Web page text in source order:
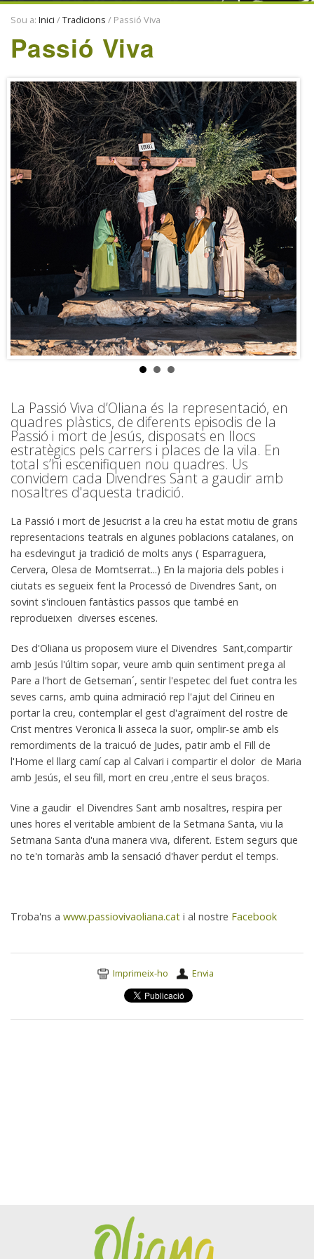
ENTITATS
TRADICIONS
Sou a: Inici /Tradicions / Passió Viva
Passió Viva
La Passió Viva d’Oliana és la representació, en
quadres plàstics, de diferents episodis de la
Passió i mort de Jesús, disposats en llocs
estratègics pels carrers i places de la vila. En
total s’hi escenifiquen nou quadres. Us
convidem cada Divendres Sant a gaudir amb
nosaltres d'aquesta tradició.
La Passió i mort de Jesucrist a la creu ha estat motiu de grans
representacions teatrals en algunes poblacions catalanes, on
ha esdevingut ja tradició de molts anys ( Esparraguera,
Cervera, Olesa de Momtserrat...) En la majoria dels pobles i
ciutats es segueix fent la Processó de Divendres Sant, on
sovint s'inclouen fantàstics passos que també en
reprodueixen diverses escenes.
Des d'Oliana us proposem viure el Divendres Sant,compartir
amb Jesús l'últim sopar, veure amb quin sentiment prega al
Pare a l'hort de Getseman´, sentir l'espetec del fuet contra les
seves carns, amb quina admiració rep l'ajut del Cirineu en
portar la creu, contemplar el gest d'agraïment del rostre de
Crist mentres Veronica li asseca la suor, omplir-se amb els
remordiments de la traicuó de Judes, patir amb el Fill de
l'Home el llarg camí cap al Calvari i compartir el dolor de Maria
amb Jesús, el seu fill, mort en creu ,entre el seus braços.
Vine a gaudir el Divendres Sant amb nosaltres, respira per
unes hores el veritable ambient de la Setmana Santa, viu la
Setmana Santa d'una manera viva, diferent. Estem segurs que
no te'n tornaràs amb la sensació d'haver perdut el temps.
Troba'ns a www.passiovivaoliana.cat i al nostre Facebook
Imprimeix-ho Envia